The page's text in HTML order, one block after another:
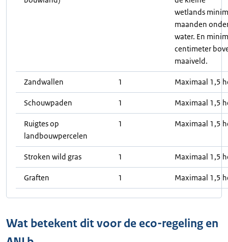
wetlands
maanden
water. En
centimeter
maaiveld.
Zandwallen 1 Maximaal 1,5
Schouwpaden 1 Maximaal 1,5
Ruigtes op
landbouwpercelen
1 Maximaal 1,5
Stroken wild gras 1 Maximaal 1,5
Graften 1 Maximaal 1,5
Wat betekent dit voor de eco-regeling en